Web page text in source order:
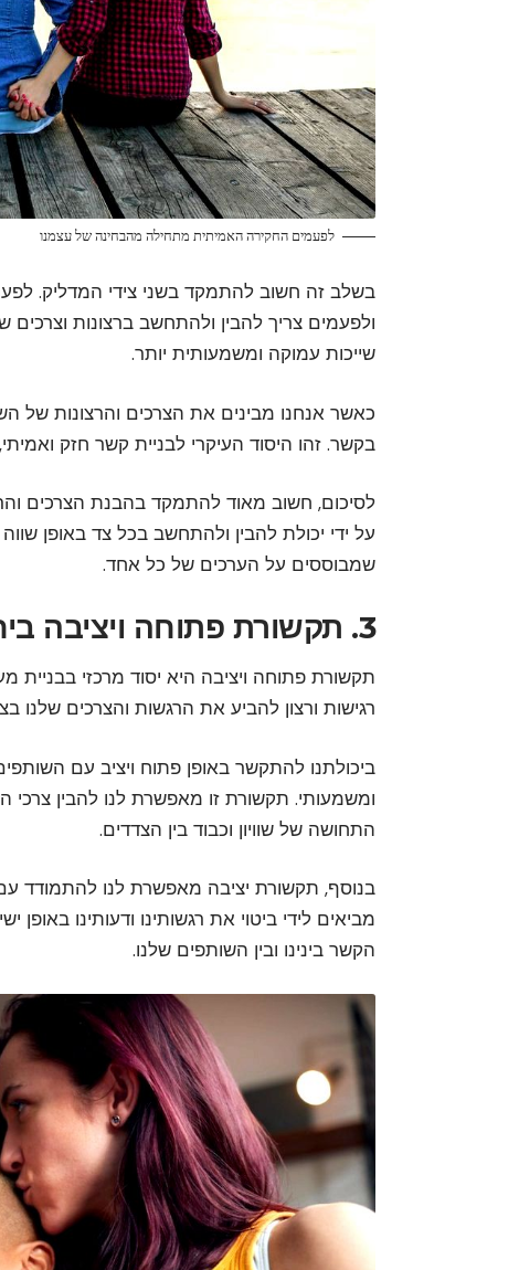
לפעמים החקירה האמיתית מתחילה מהבחינה של עצמנו
בשלב זה חשוב להתמקד בשני צידי המדליק.
ולפעמים צריך להבין ולהתחשב ברצונות
שייכות עמוקה ומשמעותית יותר.
כאשר אנחנו מבינים את הצרכים והרצונות של
בקשר. זהו היסוד העיקרי לבניית קשר חזק
לסיכום, חשוב מאוד להתמקד בהבנת הצרכים
על ידי יכולת להבין ולהתחשב בכל צד באופן
שמבוססים על הערכים של כל אחד.
3. תקשורת פתוחה ויציבה ביחסים
תקשורת פתוחה ויציבה היא יסוד מרכזי בבניית
רגישות ורצון להביע את הרגשות והצרכים שלנו
ביכולתנו להתקשר באופן פתוח ויציב עם
ומשמעותי. תקשורת זו מאפשרת לנו להבין
התחושה של שוויון וכבוד בין הצדדים.
בנוסף, תקשורת יציבה מאפשרת לנו להתמודד עם
מביאים לידי ביטוי את רגשותינו ודעותינו באופן
הקשר בינינו ובין השותפים שלנו.